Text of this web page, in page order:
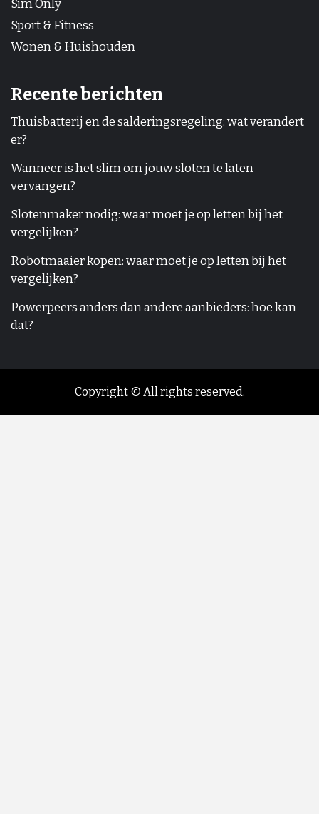
Sim Only
Sport & Fitness
Wonen & Huishouden
Recente berichten
Thuisbatterij en de salderingsregeling: wat verandert
er?
Wanneer is het slim om jouw sloten te laten
vervangen?
Slotenmaker nodig: waar moet je op letten bij het
vergelijken?
Robotmaaier kopen: waar moet je op letten bij het
vergelijken?
Powerpeers anders dan andere aanbieders: hoe kan
dat?
Copyright © All rights reserved.